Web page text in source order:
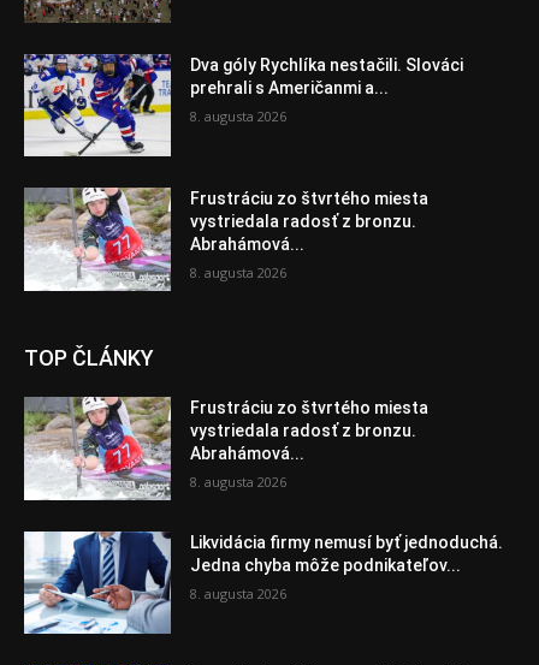
Dva góly Rychlíka nestačili. Slováci
prehrali s Američanmi a...
8. augusta 2026
Frustráciu zo štvrtého miesta
vystriedala radosť z bronzu.
Abrahámová...
8. augusta 2026
TOP ČLÁNKY
Frustráciu zo štvrtého miesta
vystriedala radosť z bronzu.
Abrahámová...
8. augusta 2026
Likvidácia firmy nemusí byť jednoduchá.
Jedna chyba môže podnikateľov...
8. augusta 2026